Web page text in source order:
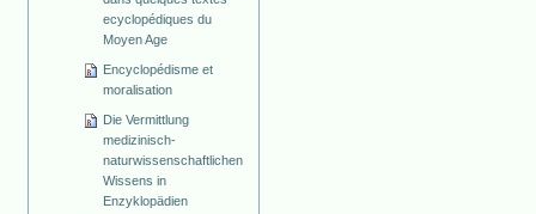
ecyclopédiques du
Moyen Age
Encyclopédisme et
moralisation
Die Vermittlung
medizinisch-
naturwissenschaftlichen
Wissens in
Enzyklopädien